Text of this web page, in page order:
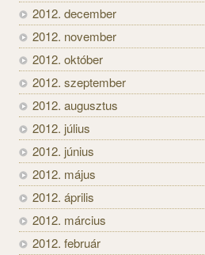
2012. december
2012. november
2012. október
2012. szeptember
2012. augusztus
2012. július
2012. június
2012. május
2012. április
2012. március
2012. február